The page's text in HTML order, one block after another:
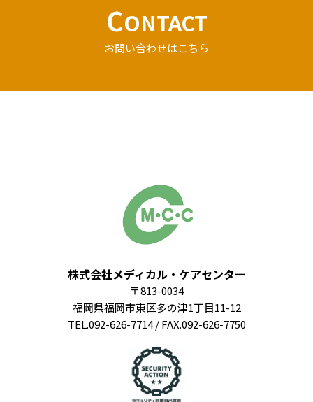
CONTACT
お問い合わせはこちら
株式会社メディカル・ケアセンター
〒813-0034
福岡県福岡市東区多の津1丁目11-12
TEL.092-626-7714 / FAX.092-626-7750